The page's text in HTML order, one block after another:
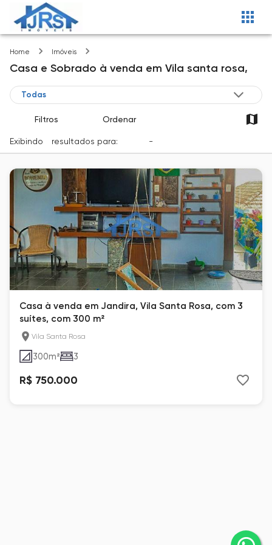
Home Imóveis
Casa e Sobrado à venda em Vila santa rosa,
Filtros Ordenar
Exibindo resultados para: -
Casa à venda em Jandira, Vila Santa Rosa, com 3
suítes, com 300 m²
Vila Santa Rosa
300m² 3
R$ 750.000